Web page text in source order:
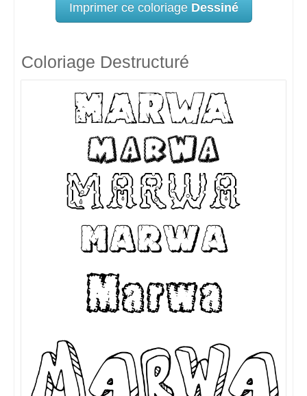
Imprimer ce coloriage Dessiné
Coloriage Destructuré